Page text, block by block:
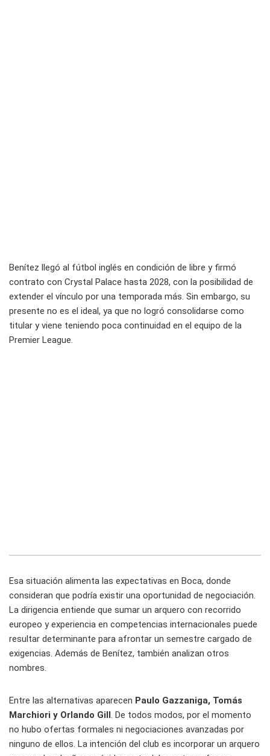
Benítez llegó al fútbol inglés en condición de libre y firmó
contrato con Crystal Palace hasta 2028, con la posibilidad de
extender el vínculo por una temporada más. Sin embargo, su
presente no es el ideal, ya que no logró consolidarse como
titular y viene teniendo poca continuidad en el equipo de la
Premier League.
Esa situación alimenta las expectativas en Boca, donde
consideran que podría existir una oportunidad de negociación.
La dirigencia entiende que sumar un arquero con recorrido
europeo y experiencia en competencias internacionales puede
resultar determinante para afrontar un semestre cargado de
exigencias. Además de Benítez, también analizan otros
nombres.
Entre las alternativas aparecen Paulo Gazzaniga, Tomás
Marchiori y Orlando Gill . De todos modos, por el momento
no hubo ofertas formales ni negociaciones avanzadas por
ninguno de ellos. La intención del club es incorporar un arquero